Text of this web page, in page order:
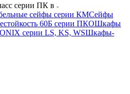
серии ПК в
сейфы серии КМСейфы
60Б серии ПКОШкафы
серии LS, KS, WSШкафы-